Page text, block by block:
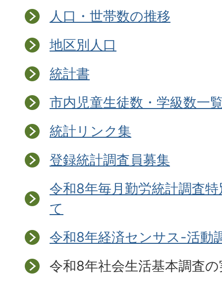
人口・世帯数の推移
地区別人口
統計書
市内児童生徒数・学級数一
統計リンク集
登録統計調査員募集
令和8年毎月勤労統計調査
て
令和8年経済センサス-活動
令和8年社会生活基本調査